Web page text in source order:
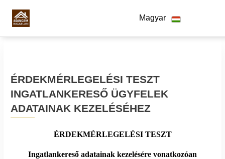
Magyar
ÉRDEKMÉRLEGELÉSI TESZT
INGATLANKERESŐ ÜGYFELEK
ADATAINAK KEZELÉSÉHEZ
ÉRDEKMÉRLEGELÉSI TESZT
Ingatlankereső adatainak kezelésére vonatkozóan